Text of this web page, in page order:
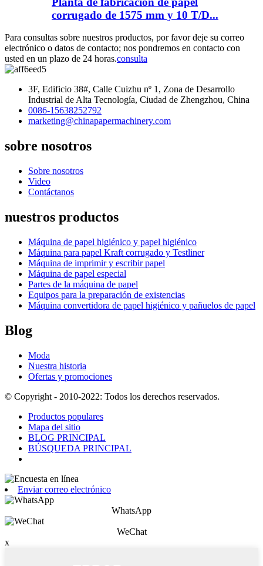
corrugado de 1575 mm y 10 T/D...
Para consultas sobre nuestros productos, por favor deje su correo
electrónico o datos de contacto; nos pondremos en contacto con
usted en un plazo de 24 horas.consulta
3F, Edificio 38#, Calle Cuizhu nº 1, Zona de Desarrollo
Industrial de Alta Tecnología, Ciudad de Zhengzhou, China
0086-15638252792
marketing@chinapapermachinery.com
sobre nosotros
Sobre nosotros
Video
Contáctanos
nuestros productos
Máquina de papel higiénico y papel higiénico
Máquina para papel Kraft corrugado y Testliner
Máquina de imprimir y escribir papel
Máquina de papel especial
Partes de la máquina de papel
Equipos para la preparación de existencias
Máquina convertidora de papel higiénico y pañuelos de papel
Blog
Moda
Nuestra historia
Ofertas y promociones
© Copyright - 2010-2022: Todos los derechos reservados.
Productos populares
Mapa del sitio
BLOG PRINCIPAL
BÚSQUEDA PRINCIPAL
Enviar correo electrónico
WhatsApp
WeChat
x